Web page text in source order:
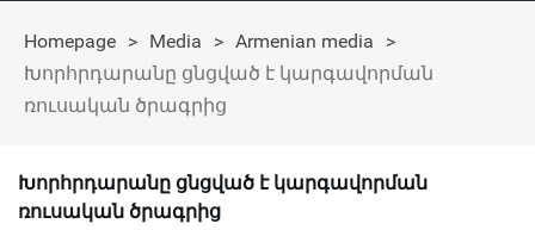
Homepage > Media > Armenian media
>
Խորհրդարանը ցնցված է կարգավորման
ռուսական ծրագրից
Խորհրդարանը ցնցված է կարգավորման
ռուսական ծրագրից